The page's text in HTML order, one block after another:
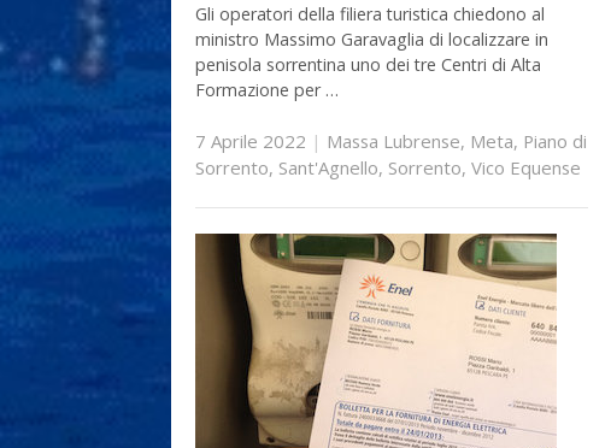
Gli operatori della filiera turistica chiedono al
ministro Massimo Garavaglia di localizzare in
penisola sorrentina uno dei tre Centri di Alta
Formazione per …
7 Aprile 2022 | Massa Lubrense, Meta, Piano di
Sorrento, Sant'Agnello, Sorrento, Vico Equense